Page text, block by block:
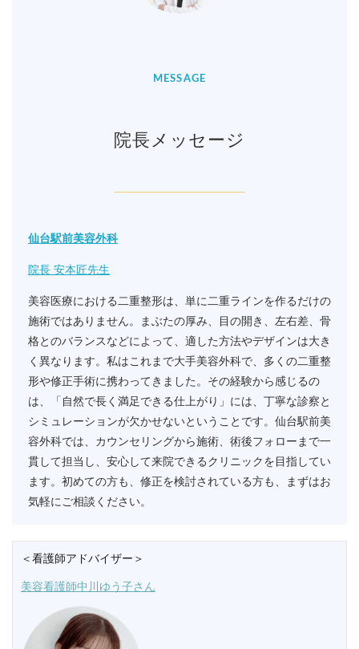
MESSAGE
院長メッセージ
仙台駅前美容外科
院長 安本匠先生
美容医療における二重整形は、単に二重ラインを作るだけの
施術ではありません。まぶたの厚み、目の開き、左右差、骨
格とのバランスなどによって、適した方法やデザインは大き
く異なります。私はこれまで大手美容外科で、多くの二重整
形や修正手術に携わってきました。その経験から感じるの
は、「自然で長く満足できる仕上がり」には、丁寧な診察と
シミュレーションが欠かせないということです。仙台駅前美
容外科では、カウンセリングから施術、術後フォローまで一
貫して担当し、安心して来院できるクリニックを目指してい
ます。初めての方も、修正を検討されている方も、まずはお
気軽にご相談ください。
＜看護師アドバイザー＞
美容看護師中川ゆう子さん